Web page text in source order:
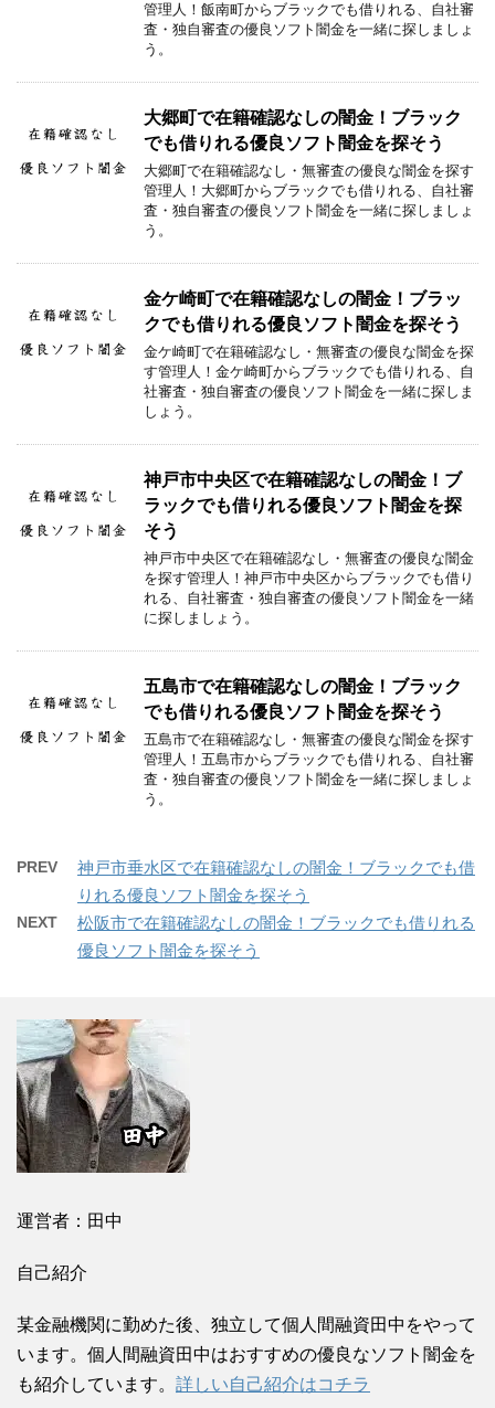
管理人！飯南町からブラックでも借りれる、自社審
査・独自審査の優良ソフト闇金を一緒に探しましょ
う。
大郷町で在籍確認なしの闇金！ブラック
でも借りれる優良ソフト闇金を探そう
大郷町で在籍確認なし・無審査の優良な闇金を探す
管理人！大郷町からブラックでも借りれる、自社審
査・独自審査の優良ソフト闇金を一緒に探しましょ
う。
金ケ崎町で在籍確認なしの闇金！ブラッ
クでも借りれる優良ソフト闇金を探そう
金ケ崎町で在籍確認なし・無審査の優良な闇金を探
す管理人！金ケ崎町からブラックでも借りれる、自
社審査・独自審査の優良ソフト闇金を一緒に探しま
しょう。
神戸市中央区で在籍確認なしの闇金！ブ
ラックでも借りれる優良ソフト闇金を探
そう
神戸市中央区で在籍確認なし・無審査の優良な闇金
を探す管理人！神戸市中央区からブラックでも借り
れる、自社審査・独自審査の優良ソフト闇金を一緒
に探しましょう。
五島市で在籍確認なしの闇金！ブラック
でも借りれる優良ソフト闇金を探そう
五島市で在籍確認なし・無審査の優良な闇金を探す
管理人！五島市からブラックでも借りれる、自社審
査・独自審査の優良ソフト闇金を一緒に探しましょ
う。
PREV
神戸市垂水区で在籍確認なしの闇金！ブラックでも借
りれる優良ソフト闇金を探そう
NEXT
松阪市で在籍確認なしの闇金！ブラックでも借りれる
優良ソフト闇金を探そう
運営者：田中
自己紹介
某金融機関に勤めた後、独立して個人間融資田中をやって
います。個人間融資田中はおすすめの優良なソフト闇金を
も紹介しています。 詳しい自己紹介はコチラ